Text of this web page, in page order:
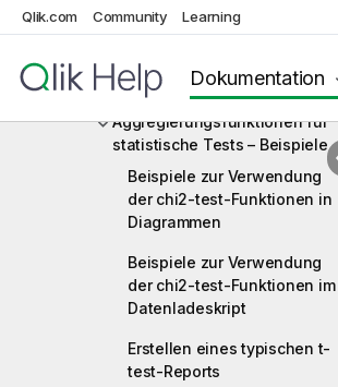
Qlik.com Community Learning
Dokumentation
T-Testfunktionen
Z-Testfunktionen
Aggregierungsfunktionen für
statistische Tests – Beispiele
Beispiele zur Verwendung
der chi2-test-Funktionen in
Diagrammen
Beispiele zur Verwendung
der chi2-test-Funktionen im
Datenladeskript
Erstellen eines typischen t-
test-Reports